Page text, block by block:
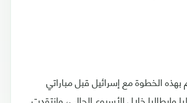
الخطوة مع إسرائيل قبل مباراتي